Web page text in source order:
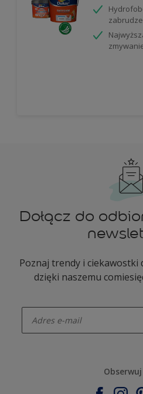
Dołącz do
Poznaj trendy i ciekawostki
dzięki naszemu